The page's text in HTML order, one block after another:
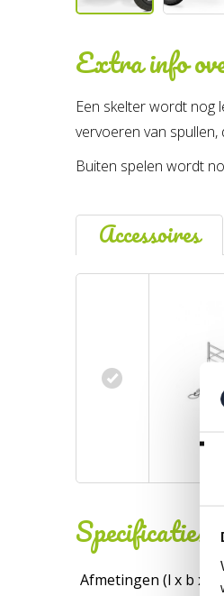
Extra info
Een skelter wordt nog
vervoeren van
Buiten spelen wordt
Accessoires
Specificaties
Afmetingen (l x b x h):